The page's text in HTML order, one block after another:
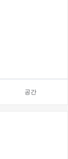
공간